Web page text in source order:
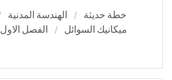
الهندسة المدنية
خطة حديثة
الفصل الاول
ميكانيك السوائل